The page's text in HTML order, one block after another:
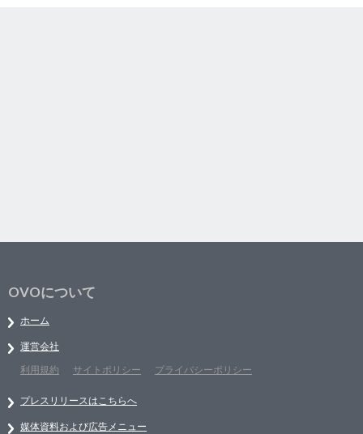
OVOについて
ホーム
運営会社
利用規約
サイトポリシー プライバシーポリシー
プレスリリースはこちらへ
媒体資料および広告メニュー